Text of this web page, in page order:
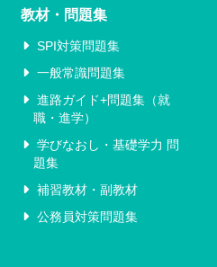
教材・問題集
SPI対策問題集
一般常識問題集
進路ガイド+問題集（就
職・進学）
学びなおし・基礎学力 問
題集
補習教材・副教材
公務員対策問題集